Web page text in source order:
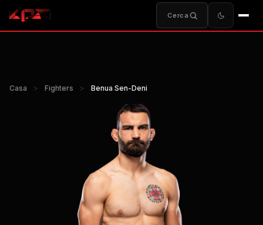
Cerca
Casa > Fighters > Benua Sen-Deni